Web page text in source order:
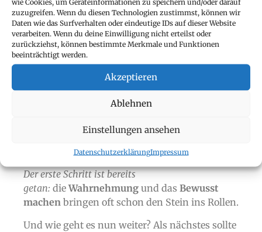
zuzugreifen. Wenn du diesen Technologien zustimmst, können wir
Daten wie das Surfverhalten oder eindeutige IDs auf dieser Website
verarbeiten. Wenn du deine Einwilligung nicht erteilst oder
zurückziehst, können bestimmte Merkmale und Funktionen
beeinträchtigt werden.
Akzeptieren
Ablehnen
Einstellungen ansehen
DatenschutzerklärungImpressum
ALSO WAS IST NUN DIE LÖSUNG, WENN
WAHRGENOMMEN WIRD.
Der erste Schritt ist bereits
getan: dieWahrnehmung und das Bewusst
machen bringen oft schon den Stein ins Rollen.
Und wie geht es nun weiter? Als nächstes sollte